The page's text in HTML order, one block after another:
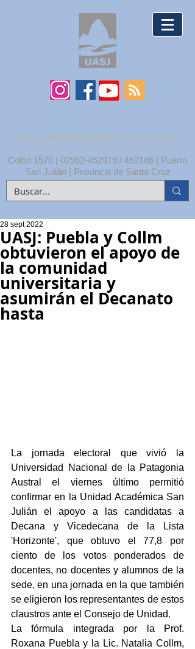
UNPA | UNIDAD ACADÉMICA SAN JULIÁN
Colón 1570 | 02962-452319 / 452186 | Puerto
San Julián | Provincia de Santa Cruz
UASJ: Puebla y Collm
obtuvieron el apoyo de
la comunidad
universitaria y
asumirán el Decanato
hasta
28 sept 2022
La jornada electoral que vivió la
Universidad Nacional de la Patagonia
Austral el viernes último permitió
confirmar en la Unidad Académica San
Julián el apoyo a las candidatas a
Decana y Vicedecana de la Lista
'Horizonte', que obtuvo el 77,8 por
ciento de los votos ponderados de
docentes, no docentes y alumnos de la
sede, en una jornada en la que también
se eligieron los representantes de estos
claustros ante el Consejo de Unidad.
La fórmula integrada por la Prof.
Roxana Puebla y la Lic. Natalia Collm,